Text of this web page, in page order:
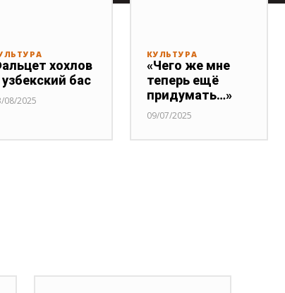
хохлов
узбекский бас
08/2025
КУЛЬТУРА
«Чего же мне
теперь ещё
придумать…»
09/07/2025